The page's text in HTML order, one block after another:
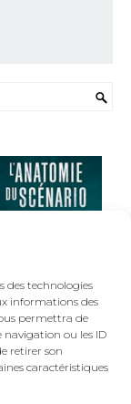
des technologies
informations des
permettra de
ou les ID
retirer son
caractéristiques